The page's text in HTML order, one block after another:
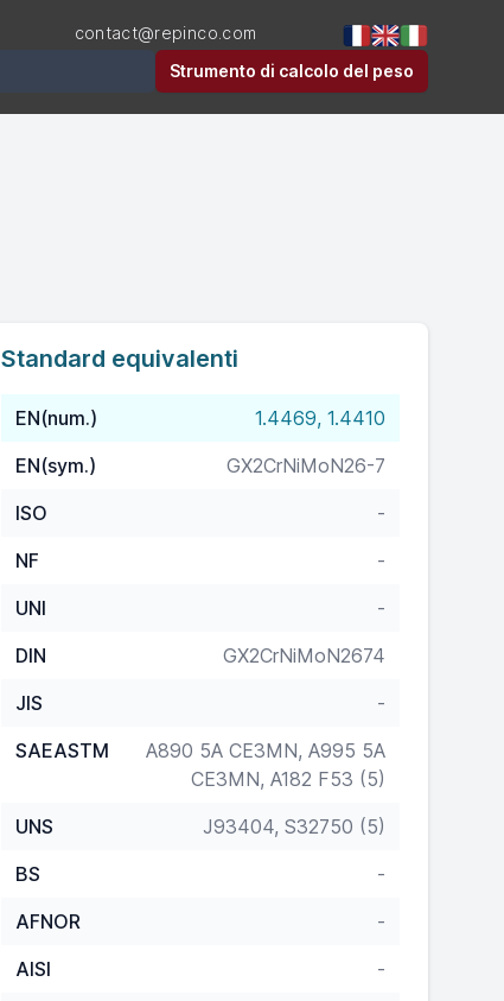
contact@repinco.com
Strumento di calcolo del peso
Standard equivalenti
EN(num.)
1.4469, 1.4410
EN(sym.)
GX2CrNiMoN26-7
ISO
-
NF
-
UNI
-
DIN
GX2CrNiMoN2674
JIS
-
SAEASTM
A890 5A CE3MN, A995 5A
CE3MN, A182 F53 (5)
UNS
J93404, S32750 (5)
BS
-
AFNOR
-
AISI
-